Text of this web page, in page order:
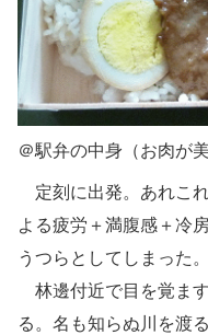
＠駅弁の中身（お肉が美
定刻に出発。あれこ
よる疲労＋満腹感＋冷
うつらとしてしまった。
林邊付近で目を覚ま
る。名も知らぬ川を渡